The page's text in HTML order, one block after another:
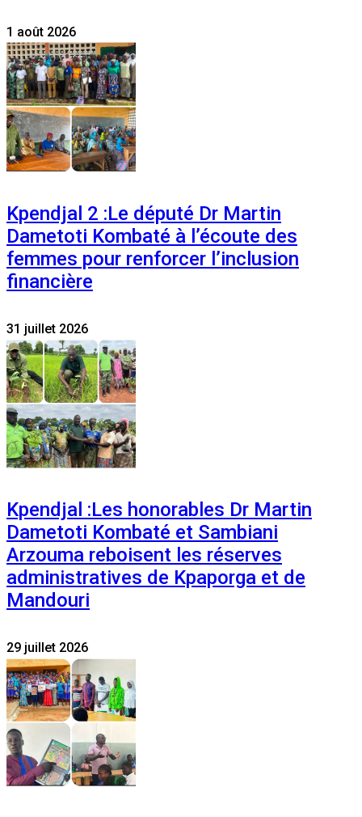
1 août 2026
Kpendjal 2 :Le député Dr Martin
Dametoti Kombaté à l’écoute des
femmes pour renforcer l’inclusion
financière
31 juillet 2026
Kpendjal :Les honorables Dr Martin
Dametoti Kombaté et Sambiani
Arzouma reboisent les réserves
administratives de Kpaporga et de
Mandouri
29 juillet 2026